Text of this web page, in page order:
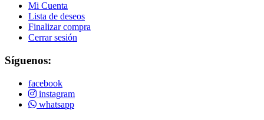
Mi Cuenta
Lista de deseos
Finalizar compra
Cerrar sesión
Síguenos:
facebook
instagram
whatsapp